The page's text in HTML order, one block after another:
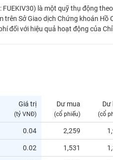
FUEKIV30) là một quỹ thụ động
Sở Giao dịch Chứng khoán Hồ
đối với hiệu quả hoạt động của
Giá trị
(tỷ VNĐ)
Dư mua
(cổ phiếu)
Dư
(cổ
0.04 2,259
0.02 1,531